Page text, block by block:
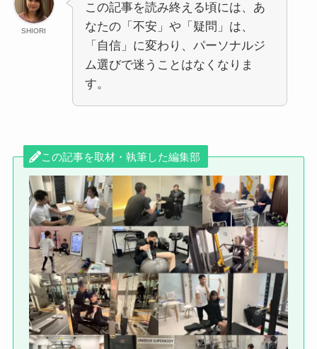
SHIORI
この記事を読み終える頃には、あ
なたの「不安」や「疑問」は、
「自信」に変わり、パーソナルジ
ム選びで迷うことはなくなりま
す。
この記事を取材・執筆した編集部